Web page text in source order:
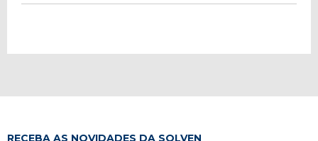
RECEBA AS NOVIDADES DA SOLVEN